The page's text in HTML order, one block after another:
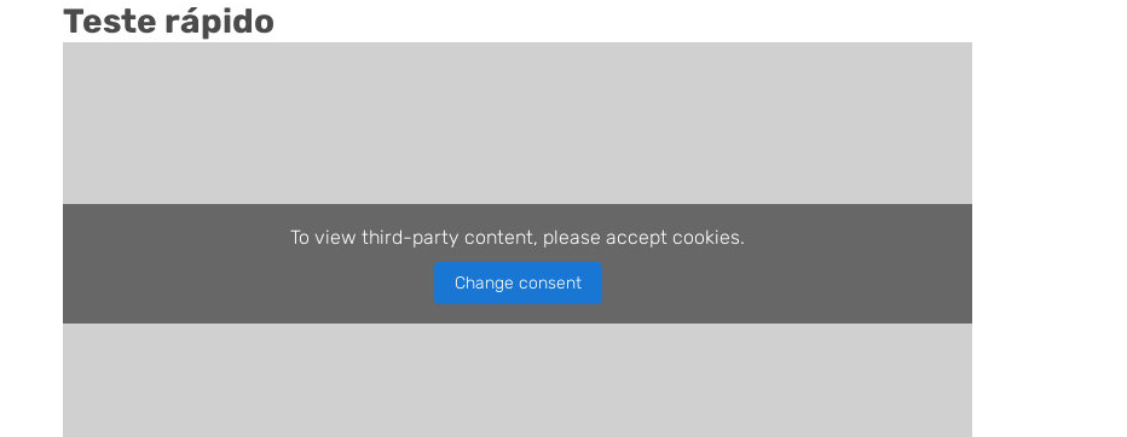
Teste rápido
To view third-party content, please accept cookies.
Change consent